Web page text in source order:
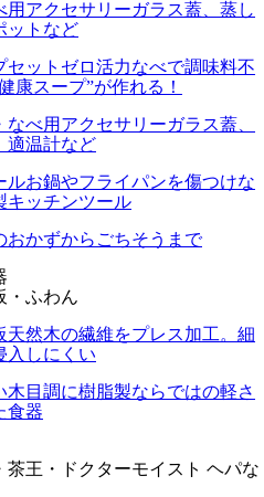
用アクセサリーガラス蓋、蒸し
ットなど
セット ゼロ活力なべで調味料不
康スープ”が作れる！
なべ用アクセサリーガラス蓋、
適温計など
ルお鍋やフライパンを傷つけな
キッチンツール
おかずからごちそうまで
・ふわん
天然木の繊維をプレス加工。細
入しにくい
木目調に樹脂製ならではの軽さ
食器
茶王・ドクターモイスト ヘパな